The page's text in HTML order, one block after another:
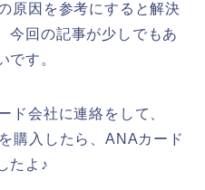
原因を参考にすると解決
今回の記事が少しでもあ
です。
ド会社に連絡をして、
購入したら、ANAカード
たよ♪